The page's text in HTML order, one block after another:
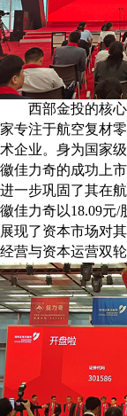
西部金投的核心
家专注于航空复材
术企业。身为国家
徽佳力奇的成功上
进一步巩固了其在
徽佳力奇以18.09元/
展现了资本市场对
经营与资本运营双